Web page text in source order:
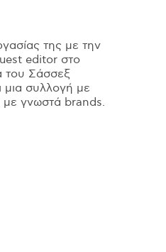
της με την
editor στο
του Σάσσεξ
μια συλλογή με
με γνωστά brands.